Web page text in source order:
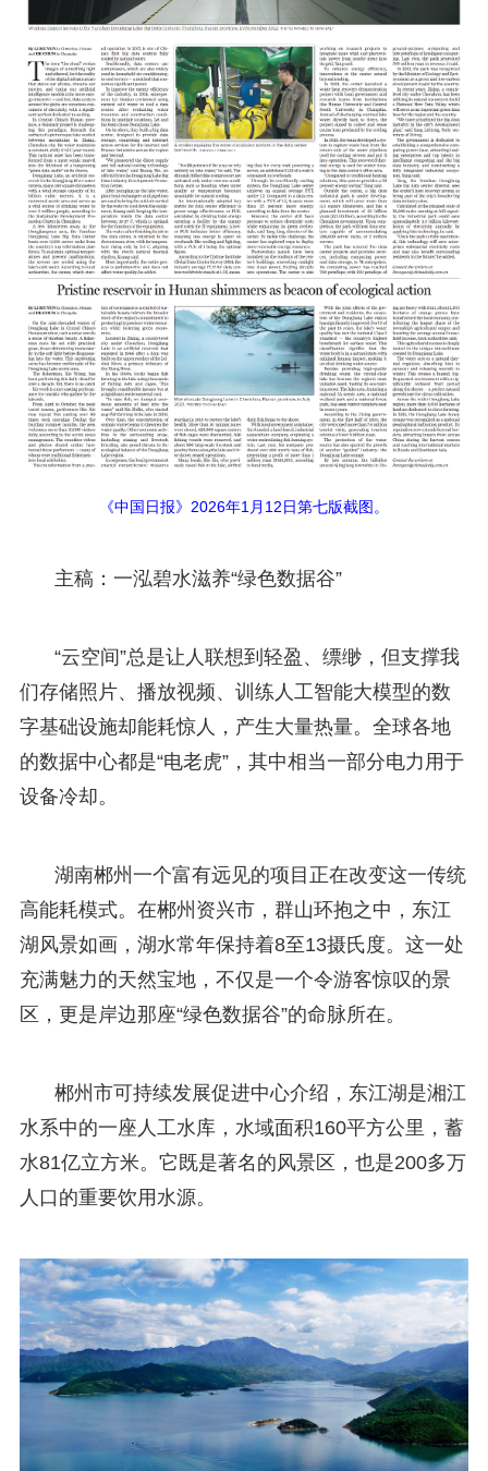
《中国日报》2026年1月12日第七版截图。
主稿：一泓碧水滋养“绿色数据谷”
“云空间”总是让人联想到轻盈、缥缈，但支撑我
们存储照片、播放视频、训练人工智能大模型的数
字基础设施却能耗惊人，产生大量热量。全球各地
的数据中心都是“电老虎”，其中相当一部分电力用于
设备冷却。
湖南郴州一个富有远见的项目正在改变这一传统
高能耗模式。在郴州资兴市，群山环抱之中，东江
湖风景如画，湖水常年保持着8至13摄氏度。这一处
充满魅力的天然宝地，不仅是一个令游客惊叹的景
区，更是岸边那座“绿色数据谷”的命脉所在。
郴州市可持续发展促进中心介绍，东江湖是湘江
水系中的一座人工水库，水域面积160平方公里，蓄
水81亿立方米。它既是著名的风景区，也是200多万
人口的重要饮用水源。